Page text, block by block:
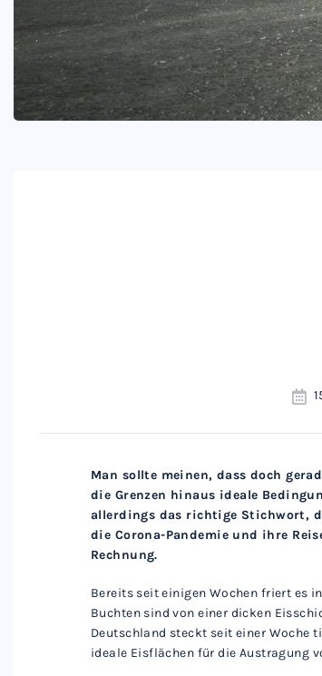
Man sollte meinen, dass doch
die Grenzen hinaus ideale
allerdings das richtige Stichwort,
die Corona-Pandemie und ihre
Rechnung.
Bereits seit einigen Wochen friert es
Buchten sind von einer dicken
Deutschland steckt seit einer Woche
ideale Eisflächen für die Austragung